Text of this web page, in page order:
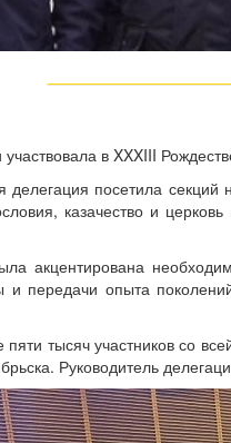
в XXXIII
посетила
казачество и
акцентирована
и передачи опыта
тысяч участников со
Руководитель